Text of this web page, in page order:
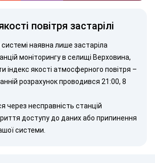
повітря застарілі
наявна лише застаріла
моніторингу в селищі Верховина,
індекс якості атмосферного повітря –
розрахунок проводився 21:00, 8
через несправність станцій
доступу до даних або припинення
системи.